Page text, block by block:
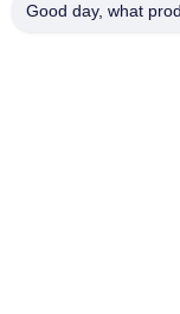
Good day, what